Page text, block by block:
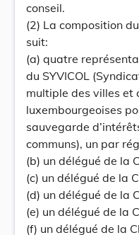
conseil.
(2) La composition
suit:
(a) quatre
du SYVICOL
multiple des villes et
luxembourgeoises
sauvegarde
communs), un par
(b) un délégué de la
(c) un délégué de la
(d) un délégué de la
(e) un délégué de la
(f) un délégué de la